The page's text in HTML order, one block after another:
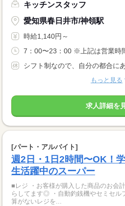
キッチンスタッフ
愛知県春日井市/神領駅
時給1,140円～
7：00〜23：00 ※上記は営業時
シフト制なので、自分の都合に
もっと見る
求人詳細を
[パート・アルバイト]
週2日・1日2時間〜OK！
生活躍中のスーパー
■レジ ・お客様が購入した商品のお
らしてます◎ ・自動釣銭機やセミセルフレジといった お釣りの計
算がないレジを...